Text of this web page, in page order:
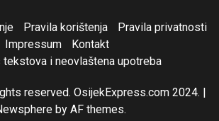
Pravila korištenja
Pravila privatnosti
Impressum
Kontakt
tekstova i neovlaštena upotreba
reserved. OsijekExpress.com 2024. |
by AF themes.